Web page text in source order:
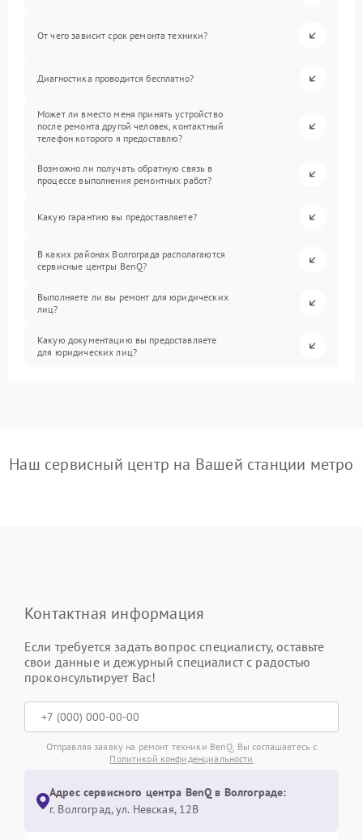
От чего зависит срок ремонта техники?
Диагностика проводится бесплатно?
Может ли вместо меня принять устройство
после ремонта другой человек, контактный
телефон которого я предоставлю?
Возможно ли получать обратную связь в
процессе выполнения ремонтных работ?
Какую гарантию вы предоставляете?
В каких районах Волгограда располагаются
сервисные центры BenQ?
Выполняете ли вы ремонт для юридических
лиц?
Какую документацию вы предоставляете
для юридических лиц?
Наш сервисный центр на Вашей станции метро
Контактная информация
Если требуется задать вопрос специалисту, оставьте
свои данные и дежурный специалист с радостью
проконсультирует Вас!
Отправляя заявку на ремонт техники BenQ, Вы соглашаетесь с
Политикой конфиденциальности
Адрес сервисного центра BenQ в Волгограде:
г. Волгоград, ул. Невская, 12В